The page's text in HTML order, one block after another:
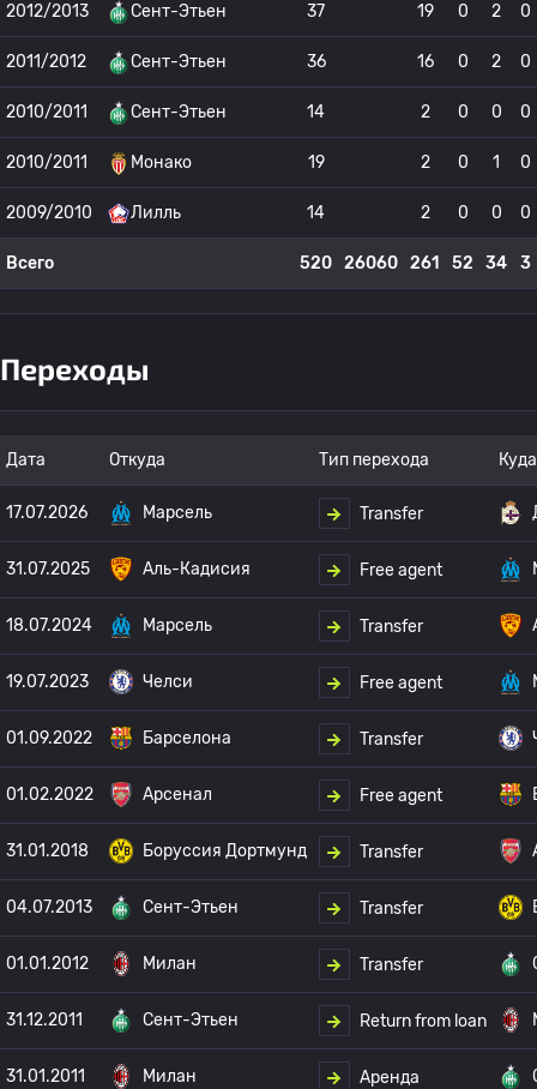
2012/2013 Сент-Этьен 37 19 0 2 0
2011/2012 Сент-Этьен 36 16 0 2 0
2010/2011 Сент-Этьен 14 2 0 0 0
2010/2011 Монако 19 2 0 1 0
2009/2010 Лилль 14 2 0 0 0
Всего 520 26060 261 52 34 3
Переходы
Дата Откуда Тип перехода Куда
17.07.2026 Марсель Transfer
31.07.2025 Аль-Кадисия Free agent
18.07.2024 Марсель Transfer
19.07.2023 Челси Free agent
01.09.2022 Барселона Transfer
01.02.2022 Арсенал Free agent
31.01.2018 Боруссия Дортмунд Transfer
04.07.2013 Сент-Этьен Transfer
01.01.2012 Милан Transfer
31.12.2011 Сент-Этьен Return from loan
31.01.2011 Милан Аренда